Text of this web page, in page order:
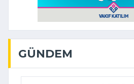
GÜNDEM